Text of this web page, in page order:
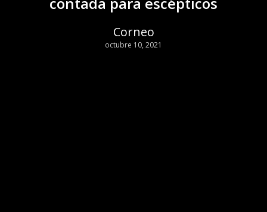
Corneo
octubre 10, 2021